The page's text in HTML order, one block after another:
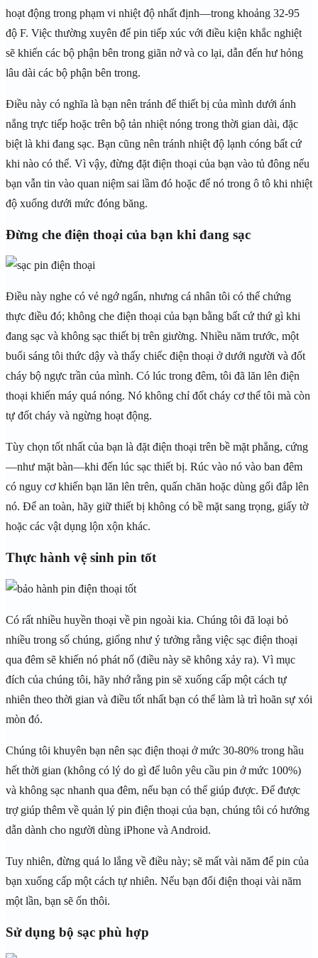
hoạt động trong phạm vi nhiệt độ nhất định—trong khoảng 32-95
độ F. Việc thường xuyên để pin tiếp xúc với điều kiện khắc nghiệt
sẽ khiến các bộ phận bên trong giãn nở và co lại, dẫn đến hư hỏng
lâu dài các bộ phận bên trong.
Điều này có nghĩa là bạn nên tránh để thiết bị của mình dưới ánh
nắng trực tiếp hoặc trên bộ tản nhiệt nóng trong thời gian dài, đặc
biệt là khi đang sạc. Bạn cũng nên tránh nhiệt độ lạnh cóng bất cứ
khi nào có thể. Vì vậy, đừng đặt điện thoại của bạn vào tủ đông nếu
bạn vẫn tin vào quan niệm sai lầm đó hoặc để nó trong ô tô khi nhiệt
độ xuống dưới mức đóng băng.
Đừng che điện thoại của bạn khi đang sạc
Điều này nghe có vẻ ngớ ngẩn, nhưng cá nhân tôi có thể chứng
thực điều đó; không che điện thoại của bạn bằng bất cứ thứ gì khi
đang sạc và không sạc thiết bị trên giường. Nhiều năm trước, một
buổi sáng tôi thức dậy và thấy chiếc điện thoại ở dưới người và đốt
cháy bộ ngực trần của mình. Có lúc trong đêm, tôi đã lăn lên điện
thoại khiến máy quá nóng. Nó không chỉ đốt cháy cơ thể tôi mà còn
tự đốt cháy và ngừng hoạt động.
Tùy chọn tốt nhất của bạn là đặt điện thoại trên bề mặt phẳng, cứng
—như mặt bàn—khi đến lúc sạc thiết bị. Rúc vào nó vào ban đêm
có nguy cơ khiến bạn lăn lên trên, quấn chăn hoặc dùng gối đắp lên
nó. Để an toàn, hãy giữ thiết bị không có bề mặt sang trọng, giấy tờ
hoặc các vật dụng lộn xộn khác.
Thực hành vệ sinh pin tốt
Có rất nhiều huyền thoại về pin ngoài kia. Chúng tôi đã loại bỏ
nhiều trong số chúng, giống như ý tưởng rằng việc sạc điện thoại
qua đêm sẽ khiến nó phát nổ (điều này sẽ không xảy ra). Vì mục
đích của chúng tôi, hãy nhớ rằng pin sẽ xuống cấp một cách tự
nhiên theo thời gian và điều tốt nhất bạn có thể làm là trì hoãn sự xói
mòn đó.
Chúng tôi khuyên bạn nên sạc điện thoại ở mức 30-80% trong hầu
hết thời gian (không có lý do gì để luôn yêu cầu pin ở mức 100%)
và không sạc nhanh qua đêm, nếu bạn có thể giúp được. Để được
trợ giúp thêm về quản lý pin điện thoại của bạn, chúng tôi có hướng
dẫn dành cho người dùng iPhone và Android.
Tuy nhiên, đừng quá lo lắng về điều này; sẽ mất vài năm để pin của
bạn xuống cấp một cách tự nhiên. Nếu bạn đổi điện thoại vài năm
một lần, bạn sẽ ổn thôi.
Sử dụng bộ sạc phù hợp